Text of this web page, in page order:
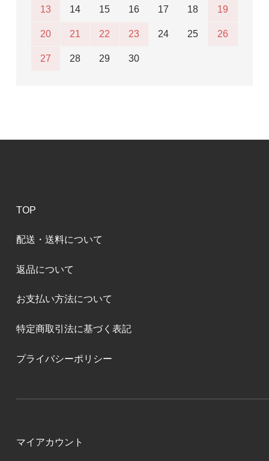
13 14 15 16 17 18 19
20 21 22 23 24 25 26
27 28 29 30
TOP
配送・送料について
返品について
お支払い方法について
特定商取引法に基づく表記
プライバシーポリシー
マイアカウント